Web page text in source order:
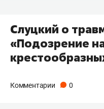
Слуцкий о
«Подозрение
Комментарии 0